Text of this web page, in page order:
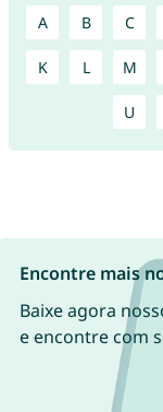
A B C
K L M
U
Encontre mais
Baixe agora
e encontre com